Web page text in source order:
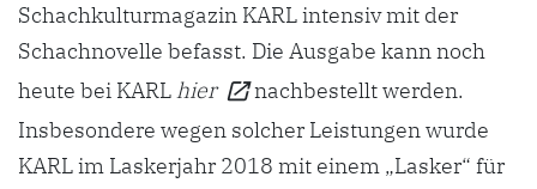
Schachkulturmagazin KARL intensiv mit der
Schachnovelle befasst. Die Ausgabe kann noch
heute bei KARLhier
nachbestellt werden.
Insbesondere wegen solcher Leistungen wurde
KARL im Laskerjahr 2018 mit einem „Lasker“ für